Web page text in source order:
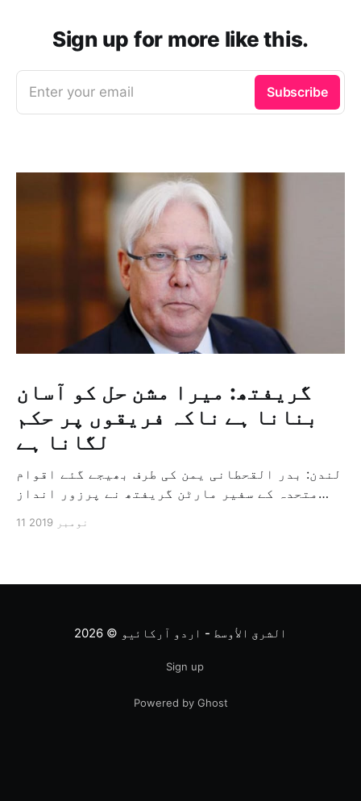
Sign up for more like this.
Enter your email Subscribe
گریفتھ: میرا مشن حل کو آسان
بنانا ہے ناکہ فریقوں پر حکم
لگانا ہے
لندن: بدر القحطانی یمن کی طرف بھیجے گئے اقوام
متحدہ کے سفیر مارٹن گریفتھ نے پرزور انداز
ثالثی اور اس کشمکش کی حدبندی کرنے کے لئے ایک
11 نومبر 2019
الشرق الأوسط - اردو آرکائیو © 2026
Sign up
Powered by Ghost